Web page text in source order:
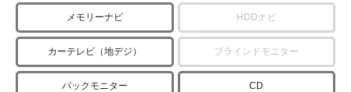
メモリーナビ HDDナビ
カーテレビ（地デジ） ブラインドモニター
バックモニター CD